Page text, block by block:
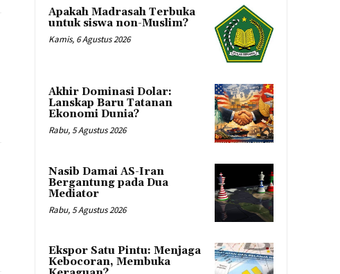
Apakah Madrasah Terbuka
untuk siswa non-Muslim?
Kamis, 6 Agustus 2026
Akhir Dominasi Dolar:
Lanskap Baru Tatanan
Ekonomi Dunia?
Rabu, 5 Agustus 2026
Nasib Damai AS-Iran
Bergantung pada Dua
Mediator
Rabu, 5 Agustus 2026
Ekspor Satu Pintu: Menjaga
Kebocoran, Membuka